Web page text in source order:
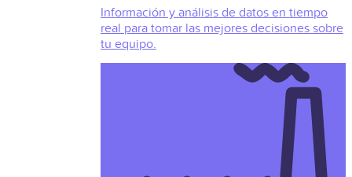
Información y análisis de datos en tiempo
real para tomar las mejores decisiones sobre
tu equipo.